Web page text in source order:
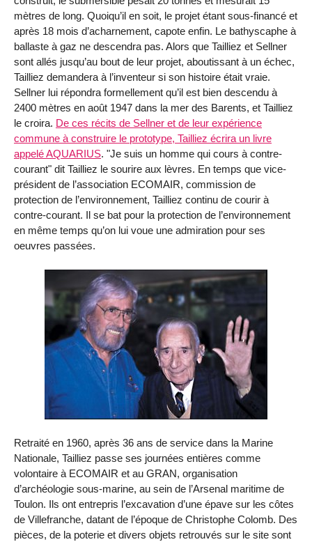
mètres de long. Quoiqu’il en soit, le projet étant sous-financé et
après 18 mois d’acharnement, capote enfin. Le bathyscaphe à
ballaste à gaz ne descendra pas. Alors que Tailliez et Sellner
sont allés jusqu’au bout de leur projet, aboutissant à un échec,
Tailliez demandera à l’inventeur si son histoire était vraie.
Sellner lui répondra formellement qu’il est bien descendu à
2400 mètres en août 1947 dans la mer des Barents, et Tailliez
le croira. De ces récits de Sellner et de leur expérience
commune à construire le prototype, Tailliez écrira un livre
appelé AQUARIUS. "Je suis un homme qui cours à contre-
courant" dit Tailliez le sourire aux lèvres. En temps que vice-
président de l’association ECOMAIR, commission de
protection de l’environnement, Tailliez continu de courir à
contre-courant. Il se bat pour la protection de l’environnement
en même temps qu’on lui voue une admiration pour ses
oeuvres passées.
Retraité en 1960, après 36 ans de service dans la Marine
Nationale, Tailliez passe ses journées entières comme
volontaire à ECOMAIR et au GRAN, organisation
d’archéologie sous-marine, au sein de l’Arsenal maritime de
Toulon. Ils ont entrepris l’excavation d’une épave sur les côtes
de Villefranche, datant de l’époque de Christophe Colomb. Des
pièces, de la poterie et divers objets retrouvés sur le site sont